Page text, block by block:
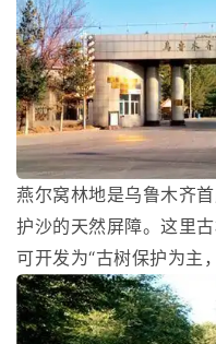
燕尔窝林地是乌鲁木齐
护沙的天然屏障。这里
可开发为“古树保护为主